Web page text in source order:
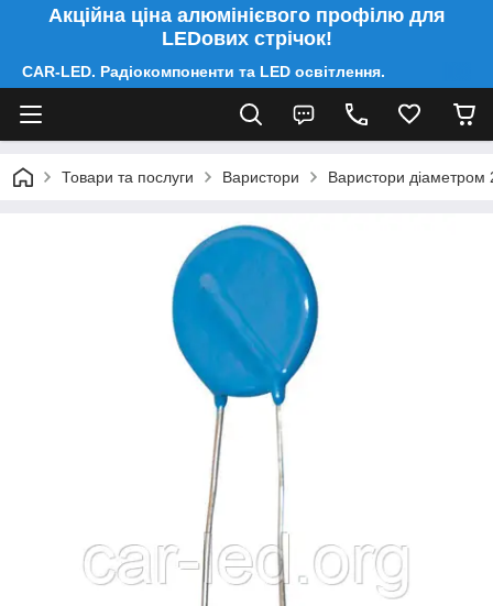
Акційна ціна алюмінієвого профілю для
LEDових стрічок!
CAR-LED. Радіокомпоненти та LED освітлення.
Товари та послуги Варистори Варистори